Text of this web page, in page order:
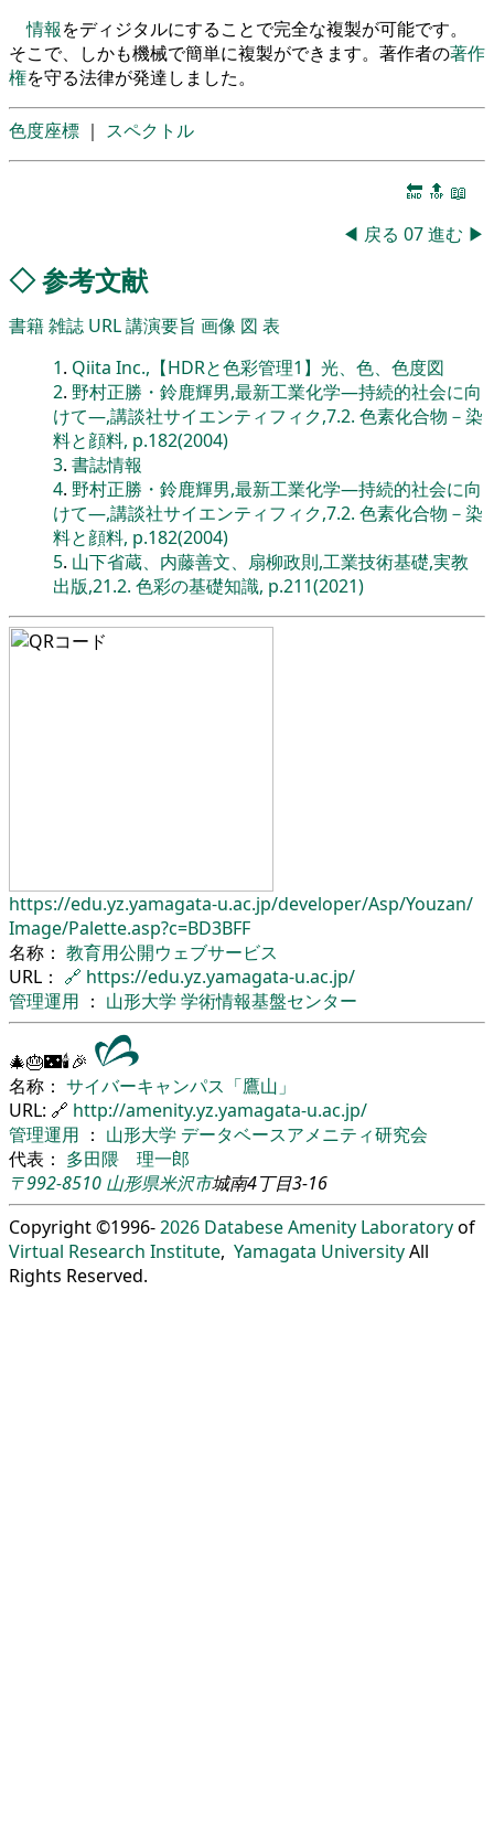
情報をディジタルにすることで完全な複製が可能です。
そこで、しかも機械で簡単に複製ができます。著作者の著作
権を守る法律が発達しました。
色度座標 ｜ スペクトル
🔚 🔝 📖
◀ 戻る 07進む ▶
◇参考文献
書籍雑誌 URL講演要旨 画像 図 表
1. Qiita Inc.,【HDRと色彩管理1】光、色、色度図
2. 野村正勝・鈴鹿輝男,最新工業化学―持続的社会に向
けて―,講談社サイエンティフィク,7.2. 色素化合物－染
料と顔料, p.182(2004)
3. 書誌情報
4. 野村正勝・鈴鹿輝男,最新工業化学―持続的社会に向
けて―,講談社サイエンティフィク,7.2. 色素化合物－染
料と顔料, p.182(2004)
5. 山下省蔵、内藤善文、扇柳政則,工業技術基礎,実教
出版,21.2. 色彩の基礎知識, p.211(2021)
https://edu.yz.yamagata-u.ac.jp/developer/Asp/Youzan/
Image/Palette.asp?c=BD3BFF
名称： 教育用公開ウェブサービス
URL： 🔗 https://edu.yz.yamagata-u.ac.jp/
管理運用 ： 山形大学 学術情報基盤センター
🎄🎂🌃🕯🎉
名称： サイバーキャンパス「鷹山」
URL: 🔗 http://amenity.yz.yamagata-u.ac.jp/
管理運用 ： 山形大学 データベースアメニティ研究会
代表： 多田隈 理一郎
〒992-8510 山形県米沢市城南4丁目3-16
Copyright ©1996-2026 Databese Amenity Laboratoryof
Virtual Research Institute, Yamagata UniversityAll
Rights Reserved.